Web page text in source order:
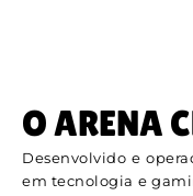
O ARENA
Desenvolvido e
em tecnologia e